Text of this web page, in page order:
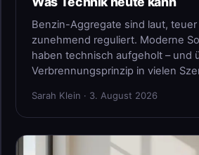
Benzin-Aggregate sind laut,
zunehmend reguliert. Moderne
haben technisch aufgeholt – und
Verbrennungsprinzip in vielen
Sarah Klein · 3. August 2026